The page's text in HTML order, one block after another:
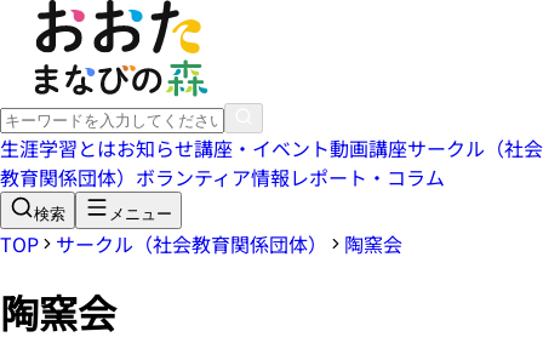
生涯学習とはお知らせ講座・イベント動画講座サークル（社会
教育関係団体） ボランティア情報レポート・コラム
検索 メニュー
TOP サークル（社会教育関係団体） 陶窯会
陶窯会